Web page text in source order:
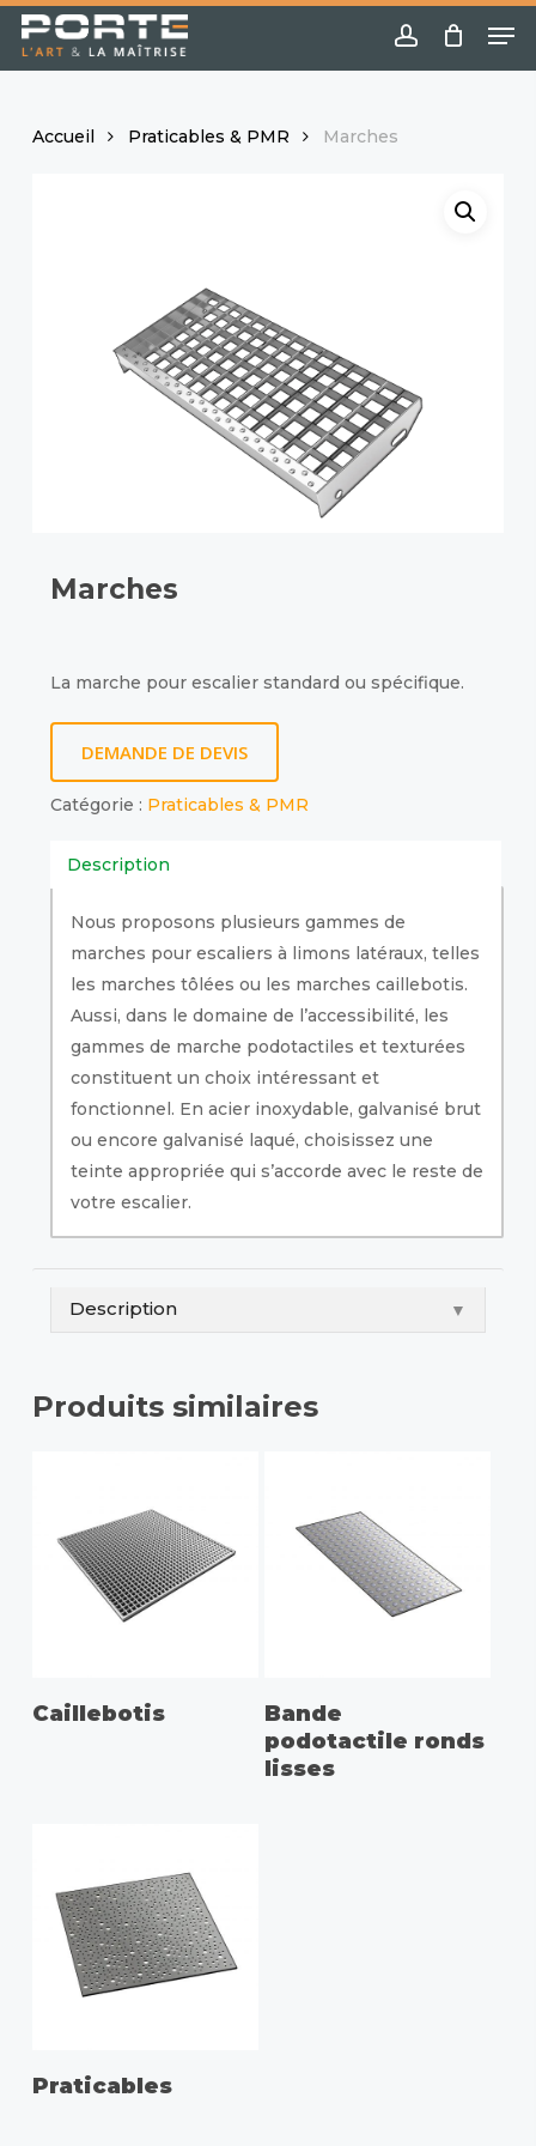
Skip
main
account
Accueil Praticables & PMR Marches
Marches
La marche pour escalier standard ou spécifique.
DEMANDE DE DEVIS
Catégorie : Praticables & PMR
Description
Nous proposons plusieurs gammes de
marches pour escaliers à limons latéraux, telles
les marches tôlées ou les marches caillebotis.
Aussi, dans le domaine de l’accessibilité, les
gammes de marche podotactiles et texturées
constituent un choix intéressant et
fonctionnel. En acier inoxydable, galvanisé brut
ou encore galvanisé laqué, choisissez une
teinte appropriée qui s’accorde avec le reste de
votre escalier.
Description ▼
Produits similaires
Caillebotis
Bande
podotactile ronds
lisses
Praticables